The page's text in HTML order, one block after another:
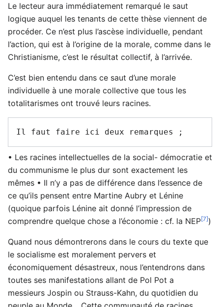
Le lecteur aura immédiatement remarqué le saut
logique auquel les tenants de cette thèse viennent de
procéder. Ce n’est plus l’ascèse individuelle, pendant
l’action, qui est à l’origine de la morale, comme dans le
Christianisme, c’est le résultat collectif, à l’arrivée.
C’est bien entendu dans ce saut d’une morale
individuelle à une morale collective que tous les
totalitarismes ont trouvé leurs racines.
• Les racines intellectuelles de la social- démocratie et
du communisme le plus dur sont exactement les
mêmes • Il n’y a pas de différence dans l’essence de
ce qu’ils pensent entre Martine Aubry et Lénine
(quoique parfois Lénine ait donné l’impression de
comprendre quelque chose a l’économie : cf. la NEP[7])
Quand nous démontrerons dans le cours du texte que
le socialisme est moralement pervers et
économiquement désastreux, nous l’entendrons dans
toutes ses manifestations allant de Pol Pot a
messieurs Jospin ou Strauss-Kahn, du quotidien du